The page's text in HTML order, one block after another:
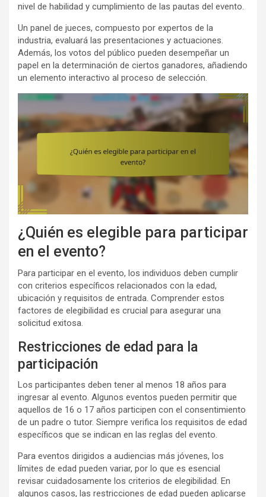
nivel de habilidad y cumplimiento de las pautas del evento.
Un panel de jueces, compuesto por expertos de la
industria, evaluará las presentaciones y actuaciones.
Además, los votos del público pueden desempeñar un
papel en la determinación de ciertos ganadores, añadiendo
un elemento interactivo al proceso de selección.
¿Quién es elegible para participar
en el evento?
Para participar en el evento, los individuos deben cumplir
con criterios específicos relacionados con la edad,
ubicación y requisitos de entrada. Comprender estos
factores de elegibilidad es crucial para asegurar una
solicitud exitosa.
Restricciones de edad para la
participación
Los participantes deben tener al menos 18 años para
ingresar al evento. Algunos eventos pueden permitir que
aquellos de 16 o 17 años participen con el consentimiento
de un padre o tutor. Siempre verifica los requisitos de edad
específicos que se indican en las reglas del evento.
Para eventos dirigidos a audiencias más jóvenes, los
límites de edad pueden variar, por lo que es esencial
revisar cuidadosamente los criterios de elegibilidad. En
algunos casos, las restricciones de edad pueden aplicarse